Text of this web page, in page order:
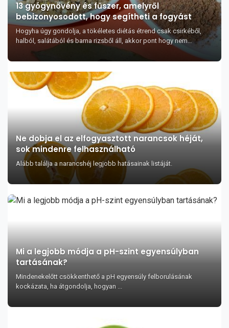
13 gyógynövény és fűszer, amelyről
bebizonyosodott, hogy segítheti a fogyást
Hogyha úgy gondolja, a tökéletes diétás étrend csak csirkéből,
halból, salátából és barna rizsből áll, akkor pont hogy nem
fogyasztja azokat a főbb táplálé...
Ne dobja el az elfogyasztott narancsok héját,
sok mindenre felhasználható
Alább találja a narancshéj legjobb hatásainak listáját.
Mi a legjobb módja a pH-szint egyensúlyban
tartásának?
Mindenekelőtt csökkenthető a pH egyensúly felborulásának
kockázata, ha átgondolja, hogyan ...